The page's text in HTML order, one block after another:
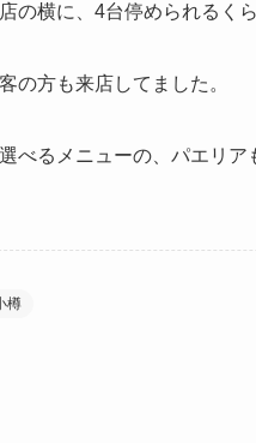
の横に、4台停められるくら
の方も来店してました。
べるメニューの、パエリア
樽